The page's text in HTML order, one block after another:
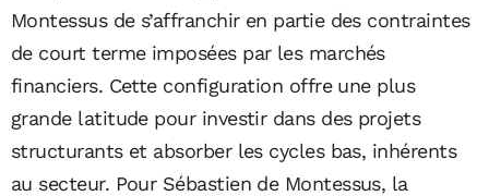
Montessus de s’affranchir en partie des contraintes
de court terme imposées par les marchés
financiers. Cette configuration offre une plus
grande latitude pour investir dans des projets
structurants et absorber les cycles bas, inhérents
au secteur. Pour Sébastien de Montessus, la